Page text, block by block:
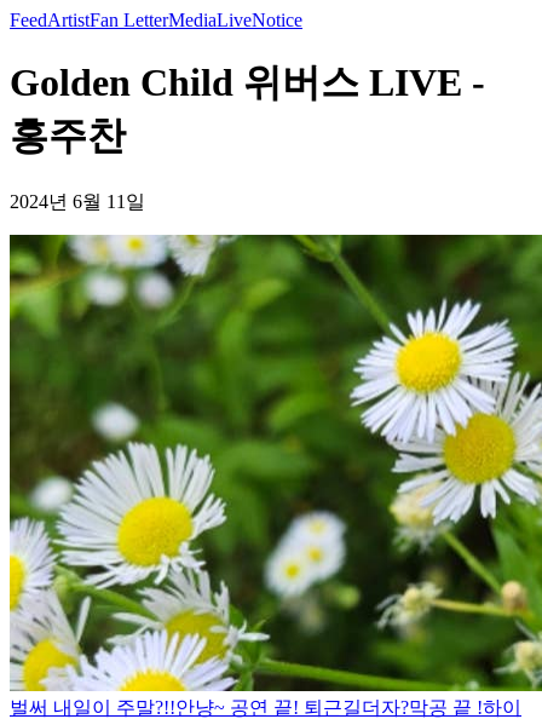
FeedArtistFan LetterMediaLiveNotice
Golden Child 위버스 LIVE -
홍주찬
2024년 6월 11일
벌써 내일이 주말?!!안냥~ 공연 끝! 퇴근길더 자?막공 끝 !하이